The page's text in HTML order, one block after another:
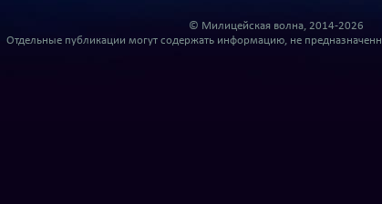
© Милицейская волна, 2014-2026
Отдельные публикации могут содержать информацию, не